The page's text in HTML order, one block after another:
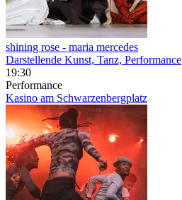
shining rose - maria mercedes
Darstellende Kunst, Tanz, Performance
19:30
Performance
Kasino am Schwarzenbergplatz